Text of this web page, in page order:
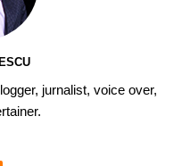
jurnalist, voice over,